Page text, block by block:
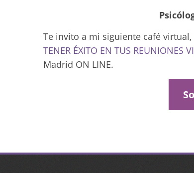
Te invito a mi siguiente café virtual,
TENER ÉXITO EN TUS REUNIONES
Madrid ON LINE.